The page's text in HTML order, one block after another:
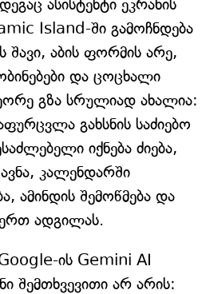
ასისტენტი ეკრანის
Island-ში გამოჩნდება
აბის ფორმის არე,
და ცოცხალი
გზა სრულიად ახალია:
გახსნის საძიებო
იქნება ძიება,
კალენდარში
ამინდის შემოწმება და
ადგილას.
ის Gemini AI
შემთხვევითი არ არის: